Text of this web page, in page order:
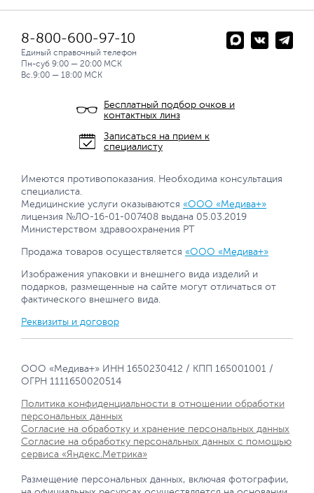
8-800-600-97-10
Единый справочный телефон
Пн-суб 9:00 — 20:00 МСК
Вс.9:00 — 18:00 МСК
Бесплатный подбор очков и
контактных линз
Записаться на прием к
специалисту
Имеются противопоказания. Необходима консультация
специалиста.
Медицинские услуги оказываются «ООО «Медива+»
лицензия №ЛО-16-01-007408 выдана 05.03.2019
Министерством здравоохранения РТ
Продажа товаров осуществляется «ООО «Медива+»
Изображения упаковки и внешнего вида изделий и
подарков, размещенные на сайте могут отличаться от
фактического внешнего вида.
Реквизиты и договор
ООО «Медива+» ИНН 1650230412 / КПП 165001001 /
ОГРН 1111650020514
Политика конфиденциальности в отношении обработки
персональных данных
Согласие на обработку и хранение персональных данных
Согласие на обработку персональных данных с помощью
сервиса «Яндекс.Метрика»
Размещение персональных данных, включая фотографии,